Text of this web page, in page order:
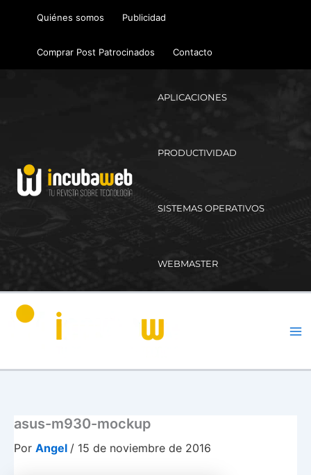
Quiénes somos Publicidad
Comprar Post Patrocinados Contacto
APLICACIONES
PRODUCTIVIDAD
SISTEMAS OPERATIVOS
WEBMASTER
asus-m930-mockup
Por Angel / 15 de noviembre de 2016